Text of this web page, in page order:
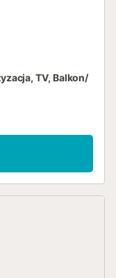
TV, Balkon/